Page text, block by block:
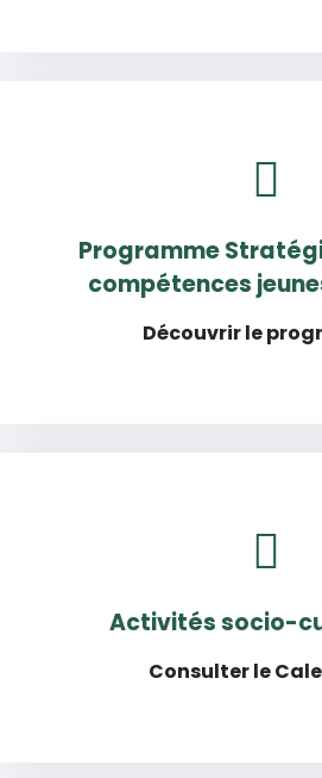
Programme
compétences
Découvrir le
Activités socio-
Consulter le